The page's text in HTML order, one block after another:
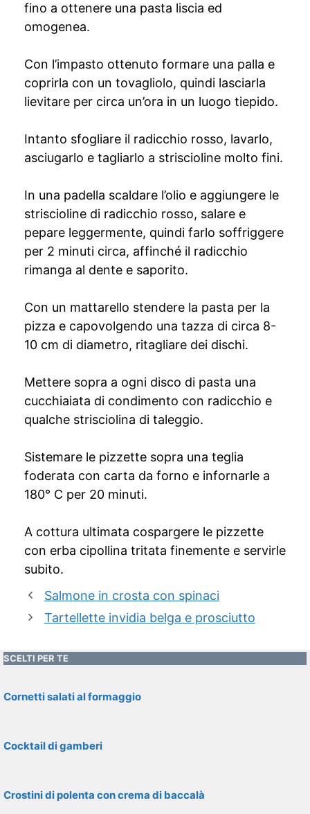
fino a ottenere una pasta liscia ed
omogenea.
Con l’impasto ottenuto formare una palla e
coprirla con un tovagliolo, quindi lasciarla
lievitare per circa un’ora in un luogo tiepido.
Intanto sfogliare il radicchio rosso, lavarlo,
asciugarlo e tagliarlo a striscioline molto fini.
In una padella scaldare l’olio e aggiungere le
striscioline di radicchio rosso, salare e
pepare leggermente, quindi farlo soffriggere
per 2 minuti circa, affinché il radicchio
rimanga al dente e saporito.
Con un mattarello stendere la pasta per la
pizza e capovolgendo una tazza di circa 8-
10 cm di diametro, ritagliare dei dischi.
Mettere sopra a ogni disco di pasta una
cucchiaiata di condimento con radicchio e
qualche strisciolina di taleggio.
Sistemare le pizzette sopra una teglia
foderata con carta da forno e infornarle a
180° C per 20 minuti.
A cottura ultimata cospargere le pizzette
con erba cipollina tritata finemente e servirle
subito.
Salmone in crosta con spinaci
Tartellette invidia belga e prosciutto
SCELTI PER TE
Cornetti salati al formaggio
Cocktail di gamberi
Crostini di polenta con crema di baccalà